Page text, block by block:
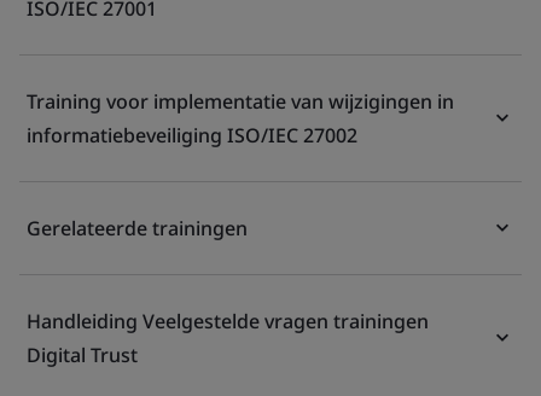
ISO/IEC 27001
Training voor implementatie van wijzigingen in
informatiebeveiliging ISO/IEC 27002
Gerelateerde trainingen
Handleiding Veelgestelde vragen trainingen
Digital Trust